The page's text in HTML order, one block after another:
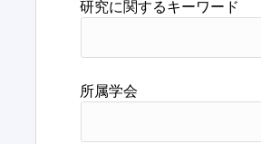
研究に関するキーワード
所属学会